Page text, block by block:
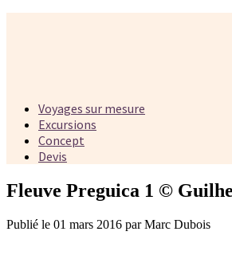
Voyages sur mesure
Excursions
Concept
Devis
Fleuve Preguica 1 ©
Publié le 01 mars 2016 par Marc Dubois